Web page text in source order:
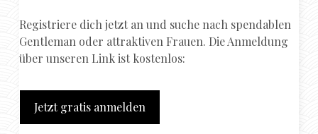
Registriere dich jetzt an und suche nach spendablen
Gentleman oder attraktiven Frauen. Die Anmeldung
über unseren Link ist kostenlos:
Jetzt gratis anmelden